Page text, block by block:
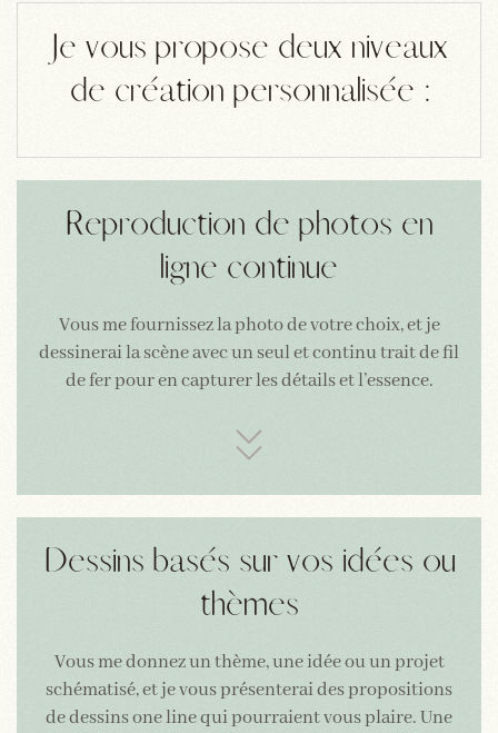
Je vous propose deux niveaux
de création personnalisée :
Reproduction de photos en
ligne continue
Vous me fournissez la photo de votre choix, et je
dessinerai la scène avec un seul et continu trait de fil
de fer pour en capturer les détails et l’essence.
Dessins basés sur vos idées ou
thèmes
Vous me donnez un thème, une idée ou un projet
schématisé, et je vous présenterai des propositions
de dessins one line qui pourraient vous plaire. Une